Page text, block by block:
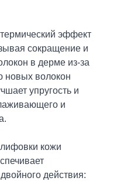
эффект
сокращение и
в дерме из-за
новых волокон
упругость и
и
кожи
действия: